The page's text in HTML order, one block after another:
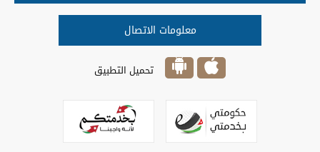
معلومات الاتصال
تحميل التطبيق